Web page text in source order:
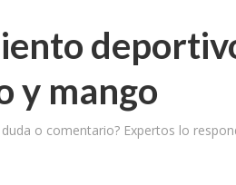
y mango
o comentario? Expertos lo